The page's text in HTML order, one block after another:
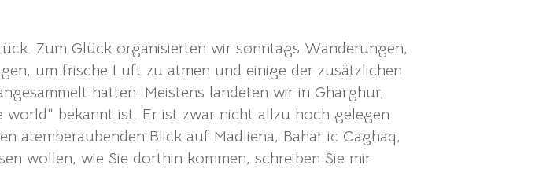
Zum Glück organisierten wir sonntags Wanderungen,
um frische Luft zu atmen und einige der zusätzlichen
hatten. Meistens landeten wir in Gharghur,
bekannt ist. Er ist zwar nicht allzu hoch gelegen
atemberaubenden Blick auf Madliena, Bahar ic Caghaq,
wollen, wie Sie dorthin kommen, schreiben Sie mir